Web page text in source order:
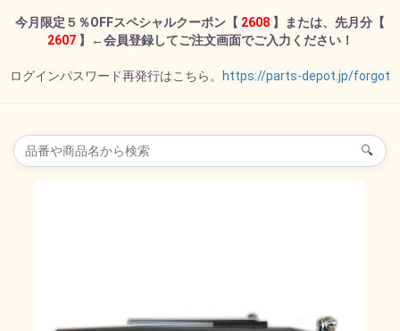
今月限定５％OFFスペシャルクーポン 【 2608 】または、先月分【
2607】←会員登録してご注文画面でご入力ください！
ログインパスワード再発行はこちら。 https://parts-depot.jp/forgot
🔍